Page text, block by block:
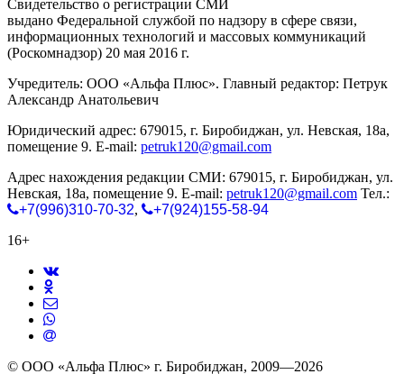
Свидетельство о регистрации СМИ
выдано Федеральной службой по надзору в сфере связи,
информационных технологий и массовых коммуникаций
(Роскомнадзор) 20 мая 2016 г.
Учредитель: ООО «Альфа Плюс». Главный редактор: Петрук
Александр Анатольевич
Юридический адрес: 679015, г. Биробиджан, ул. Невская, 18а,
помещение 9. E-mail: petruk120@gmail.com
Адрес нахождения редакции СМИ: 679015, г. Биробиджан, ул.
Невская, 18а, помещение 9. E-mail: petruk120@gmail.com Тел.:
+7(996)310-70-32,
+7(924)155-58-94
16+
© ООО «Альфа Плюс» г. Биробиджан, 2009—2026